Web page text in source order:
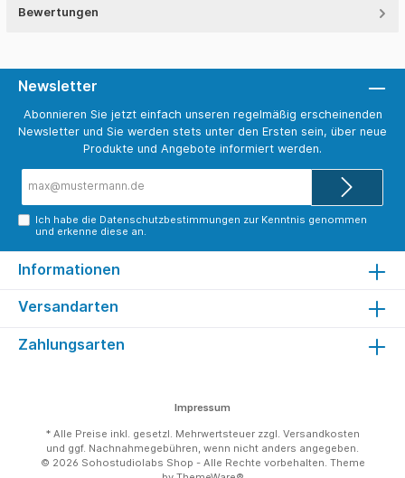
Bewertungen
Newsletter
Abonnieren Sie jetzt einfach unseren regelmäßig erscheinenden
Newsletter und Sie werden stets unter den Ersten sein, über neue
Produkte und Angebote informiert werden.
Adresse*
Ich habe die Datenschutzbestimmungen zur Kenntnis genommen
und erkenne diese an.
Informationen
Versandarten
Zahlungsarten
Impressum
* Alle Preise inkl. gesetzl. Mehrwertsteuer zzgl. Versandkosten
und ggf. Nachnahmegebühren, wenn nicht anders angegeben.
© 2026 Sohostudiolabs Shop - Alle Rechte vorbehalten. Theme